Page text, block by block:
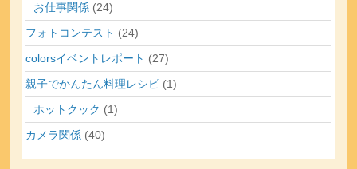
お仕事関係 (24)
フォトコンテスト (24)
colorsイベントレポート (27)
親子でかんたん料理レシピ (1)
ホットクック (1)
カメラ関係 (40)